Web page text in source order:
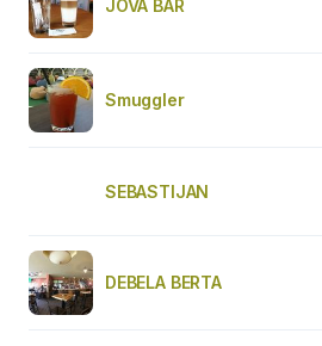
JOVA BAR
Smuggler
SEBASTIJAN
DEBELA BERTA